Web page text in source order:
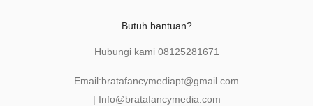
Butuh bantuan?
Hubungi kami 08125281671
Email:bratafancymediapt@gmail.com
| Info@bratafancymedia.com